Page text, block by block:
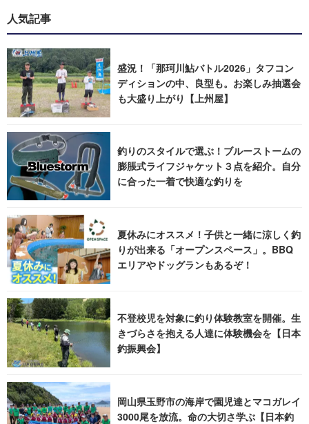
人気記事
盛況！「那珂川鮎バトル2026」タフコン
ディションの中、良型も。お楽しみ抽選会
も大盛り上がり【上州屋】
釣りのスタイルで選ぶ！ブルーストームの
膨脹式ライフジャケット３点を紹介。自分
に合った一着で快適な釣りを
夏休みにオススメ！子供と一緒に涼しく釣
りが出来る「オープンスペース」。BBQ
エリアやドッグランもあるぞ！
不登校児を対象に釣り体験教室を開催。生
きづらさを抱える人達に体験機会を【日本
釣振興会】
岡山県玉野市の海岸で園児達とマコガレイ
3000尾を放流。命の大切さ学ぶ【日本釣